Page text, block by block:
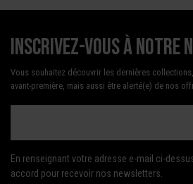
Inscrivez-vous à notre
Vous souhaitez découvrir les dernières
avant-première, mais aussi être alerté(e) de nos
En renseignant votre adresse e-mail ci-
accord pour recevoir nos newsletters.